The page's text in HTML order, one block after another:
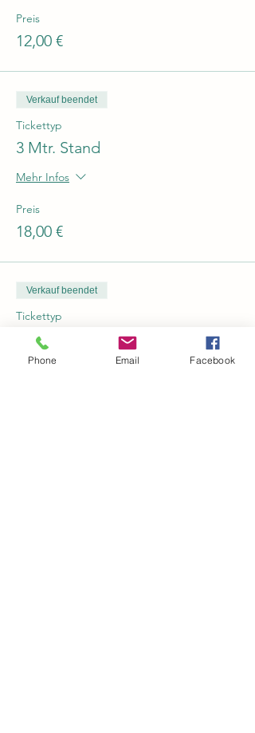
Preis
12,00 €
Verkauf beendet
Tickettyp
3 Mtr. Stand
Mehr Infos
Preis
18,00 €
Verkauf beendet
Tickettyp
4 Mtr. Stand
Mehr Infos
Phone Email Facebook